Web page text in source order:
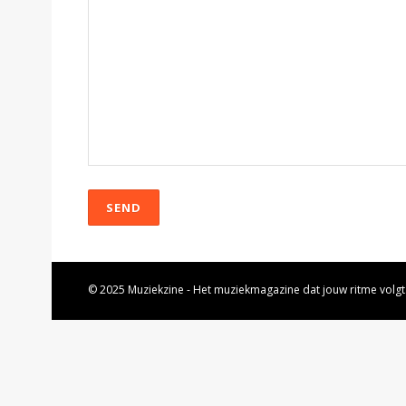
SEND
© 2025 Muziekzine - Het muziekmagazine dat jouw ritme volgt.